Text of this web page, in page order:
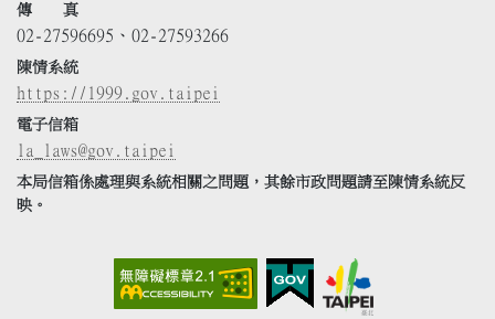
傳 真
02-27596695、02-27593266
陳情系統
https://1999.gov.taipei
電子信箱
la_laws@gov.taipei
本局信箱係處理與系統相關之問題，其餘市政問題請至陳情系統反
映。